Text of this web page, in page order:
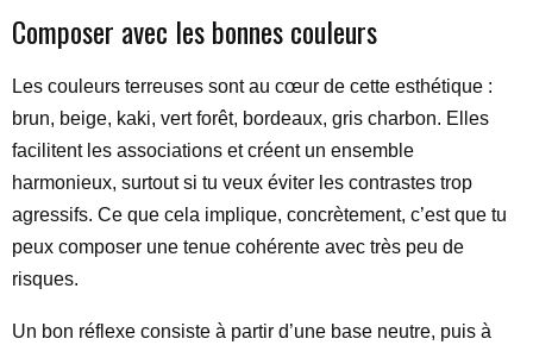
Composer avec les bonnes couleurs
Les couleurs terreuses sont au cœur de cette esthétique :
brun, beige, kaki, vert forêt, bordeaux, gris charbon. Elles
facilitent les associations et créent un ensemble
harmonieux, surtout si tu veux éviter les contrastes trop
agressifs. Ce que cela implique, concrètement, c’est que tu
peux composer une tenue cohérente avec très peu de
risques.
Un bon réflexe consiste à partir d’une base neutre, puis à